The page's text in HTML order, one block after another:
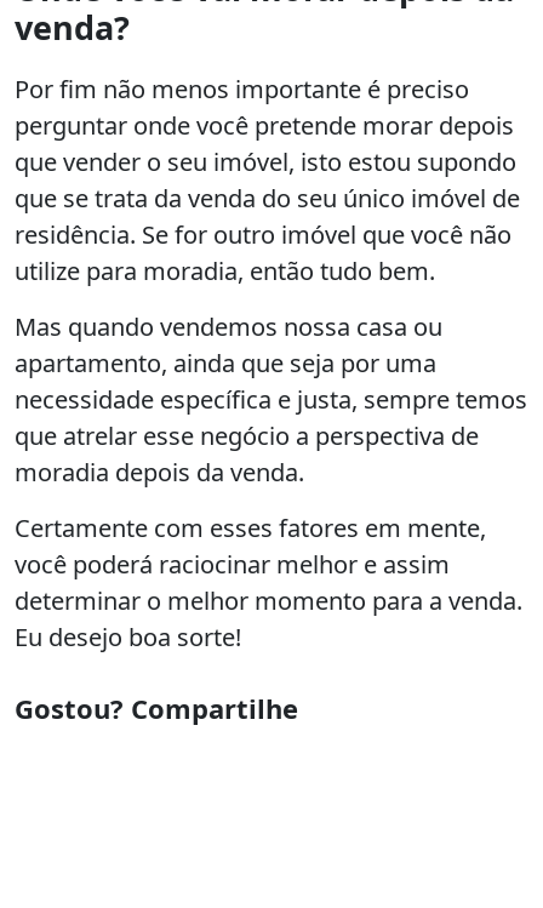
venda?
Por fim não menos importante é preciso
perguntar onde você pretende morar depois
que vender o seu imóvel, isto estou supondo
que se trata da venda do seu único imóvel de
residência. Se for outro imóvel que você não
utilize para moradia, então tudo bem.
Mas quando vendemos nossa casa ou
apartamento, ainda que seja por uma
necessidade específica e justa, sempre temos
que atrelar esse negócio a perspectiva de
moradia depois da venda.
Certamente com esses fatores em mente,
você poderá raciocinar melhor e assim
determinar o melhor momento para a venda.
Eu desejo boa sorte!
Gostou? Compartilhe